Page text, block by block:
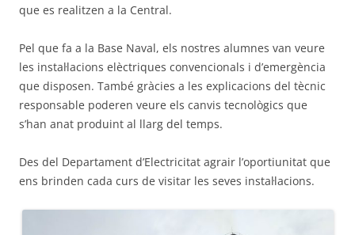
que es realitzen a la Central.
Pel que fa a la Base Naval, els nostres alumnes van veure
les instal·lacions elèctriques convencionals i d’emergència
que disposen. També gràcies a les explicacions del tècnic
responsable poderen veure els canvis tecnològics que
s’han anat produint al llarg del temps.
Des del Departament d’Electricitat agrair l’oportiunitat que
ens brinden cada curs de visitar les seves instal·lacions.